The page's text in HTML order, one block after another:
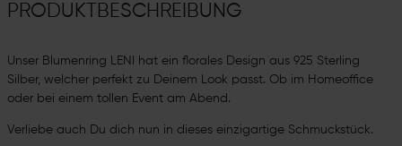
PRODUKTBESCHREIBUNG
Unser Blumenring LENI hat ein florales Design aus 925 Sterling
Silber, welcher perfekt zu Deinem Look passt. Ob im Homeoffice
oder bei einem tollen Event am Abend.
Verliebe auch Du dich nun in dieses einzigartige Schmuckstück.